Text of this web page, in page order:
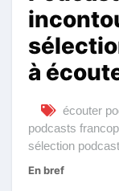
à
écouter
podcasts
sélection
En bref